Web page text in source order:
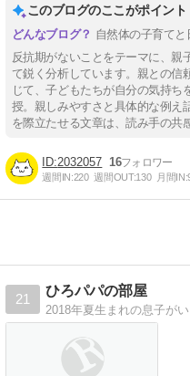
このブログのここがポイント
自然体の子育て
反抗期がないことをテーマに、親
て鋭く分析しています。親との信
じて、子どもたちが自分の気持
授。親しみやすさと具体的な例え
を際立たせる文章は、読み手の共
2032057 16
週間IN:220 週間OUT:130 月間IN:
21
ひろパパの部屋